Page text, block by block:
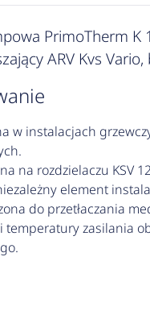
PrimoTherm K
ARV Kvs
w instalacjach
na rozdzielaczu KSV
element
do przetłaczania
temperatury zasilania